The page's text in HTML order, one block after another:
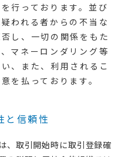
行っております。並び
われる者からの不当な
し、一切の関係をもた
マネーロンダリング等
、また、利用されるこ
を払っております。
信頼性
、取引開始時に取引登録確